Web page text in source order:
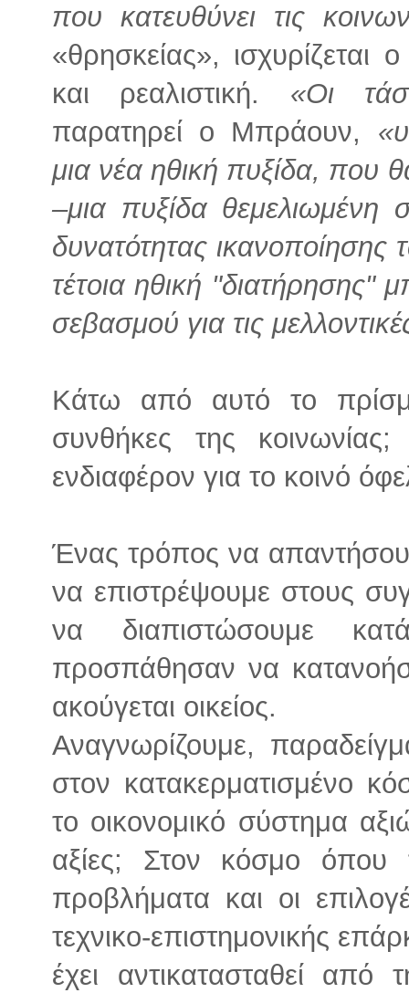
που κατευθύνει τις
«θρησκείας», ισχυρίζεται
και ρεαλιστική. «Οι
παρατηρεί ο Μπράουν,
μια νέα ηθική πυξίδα, που
–μια πυξίδα θεμελιωμένη
δυνατότητας
τέτοια ηθική "διατήρησης"
σεβασμού για τις
Κάτω από αυτό το
συνθήκες της
ενδιαφέρον για το κοινό
Ένας τρόπος να
να επιστρέψουμε στους
να διαπιστώσουμε
προσπάθησαν να
ακούγεται οικείος.
Αναγνωρίζουμε,
στον κατακερματισμένο
το οικονομικό σύστημα
αξίες; Στον κόσμο όπου
προβλήματα και οι
τεχνικο-επιστημονικής
έχει αντικατασταθεί